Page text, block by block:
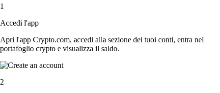
1
Accedi l'app
Apri l'app Crypto.com, accedi alla sezione dei tuoi conti, entra nel
portafoglio crypto e visualizza il saldo.
2